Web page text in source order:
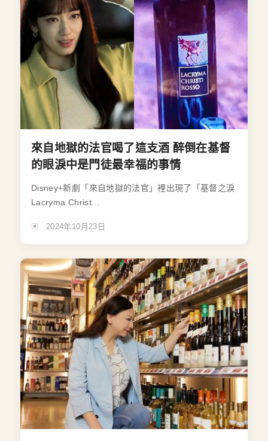
來自地獄的法官喝了這支酒 醉倒在基督
的眼淚中是門徒最幸福的事情
Disney+新劇「來自地獄的法官」裡出現了「基督之淚
Lacryma Christ...
2024年10月23日